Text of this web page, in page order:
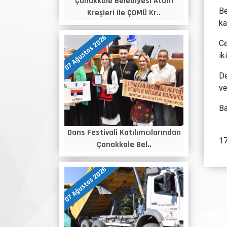
Kreşleri ile ÇOMÜ Kr..
07 Ağustos 2026
Dans Festivali Katılımcılarından
Çanakkale Bel..
07 Ağustos 2026